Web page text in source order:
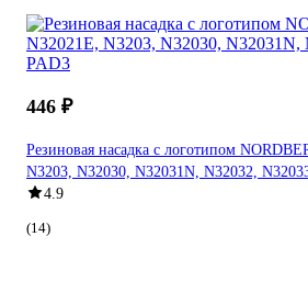
446 ₽
Резиновая насадка с логотипом
N3203, N32030, N32031N, N32032,
4.9
(14)